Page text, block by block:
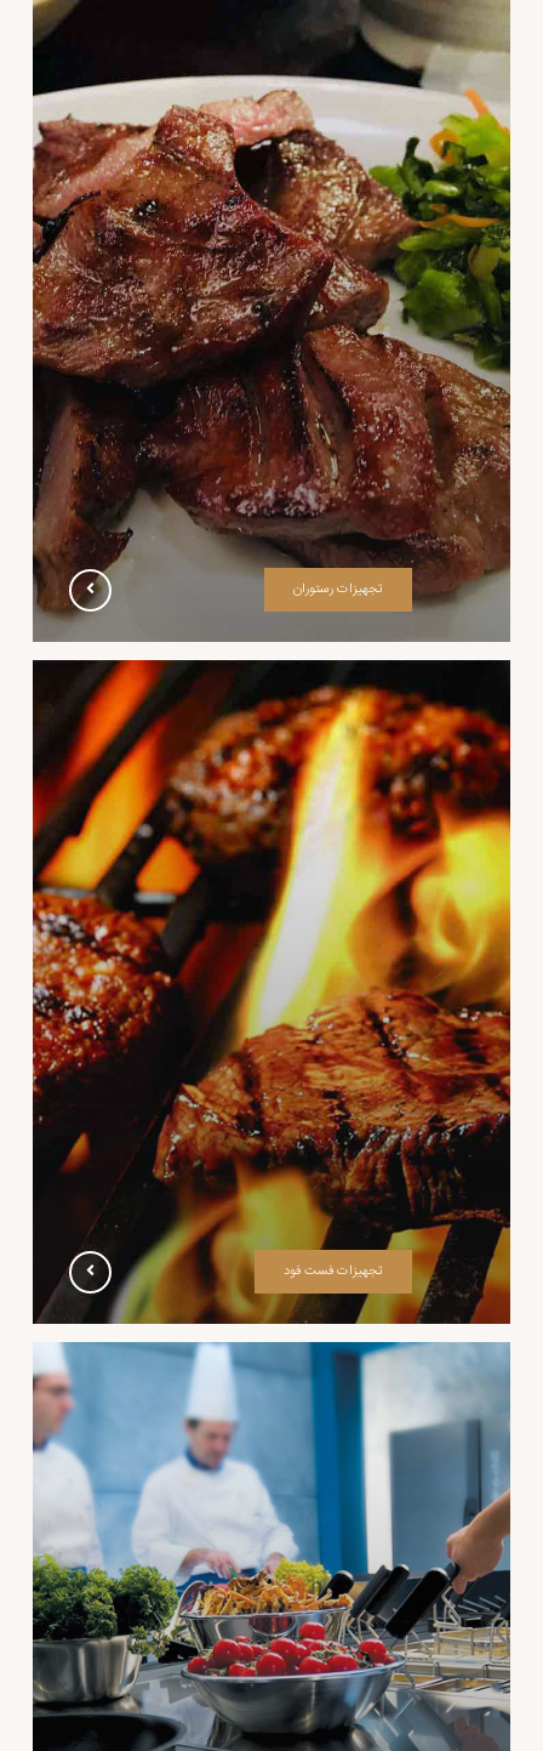
تجهیزات رستوران
تجهیزات فست فود